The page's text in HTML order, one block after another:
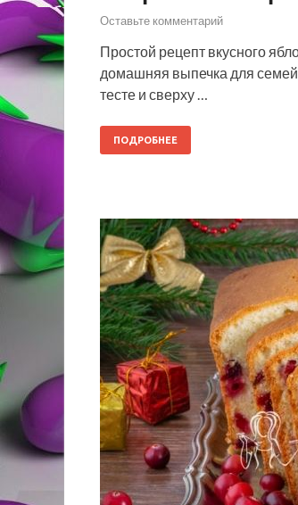
Оставьте комментарий
Простой рецепт вкусного
домашняя выпечка для
тесте и сверху …
ПОДРОБНЕЕ